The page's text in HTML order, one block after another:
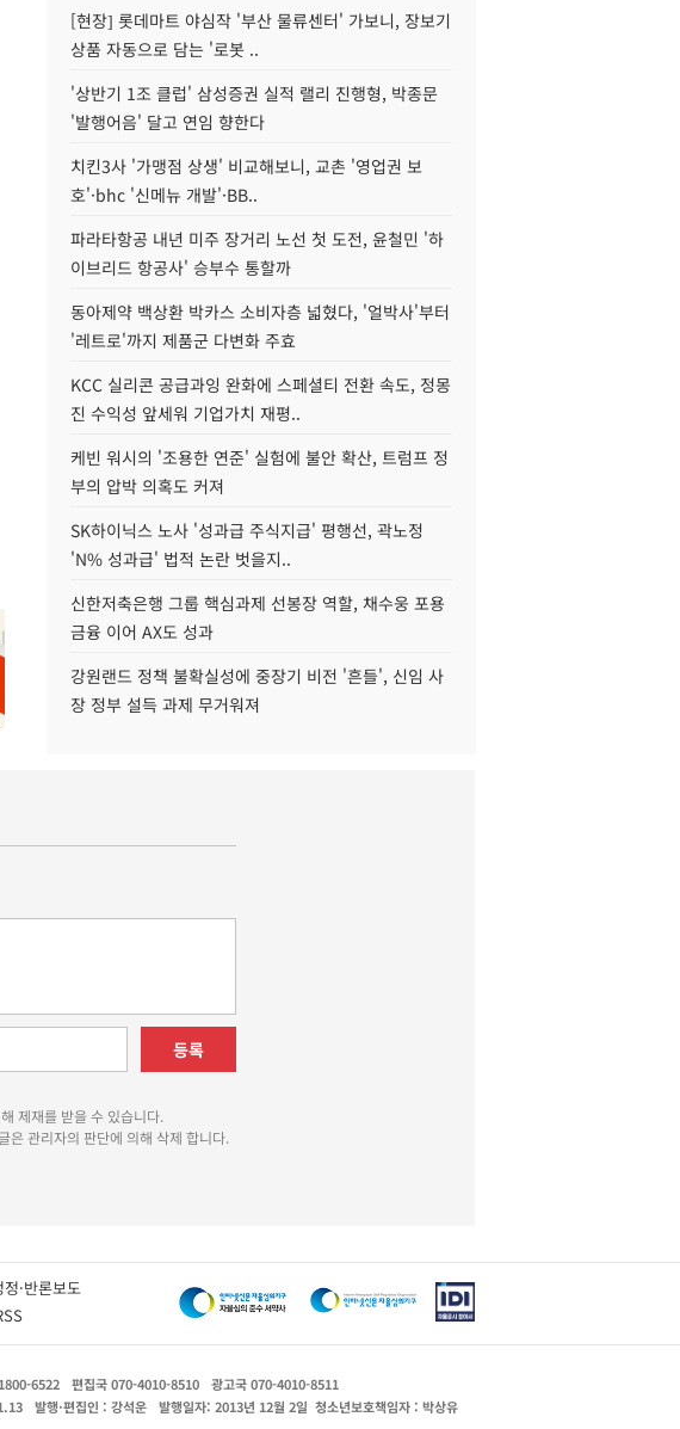
[현장] 롯데마트 야심작 '부산 물류센터' 가보니, 장보기
상품 자동으로 담는 '로봇 ..
'상반기 1조 클럽' 삼성증권 실적 랠리 진행형, 박종문
'발행어음' 달고 연임 향한다
치킨3사 '가맹점 상생' 비교해보니, 교촌 '영업권 보
호'·bhc '신메뉴 개발'·BB..
파라타항공 내년 미주 장거리 노선 첫 도전, 윤철민 '하
이브리드 항공사' 승부수 통할까
동아제약 백상환 박카스 소비자층 넓혔다, '얼박사'부터
'레트로'까지 제품군 다변화 주효
KCC 실리콘 공급과잉 완화에 스페셜티 전환 속도, 정몽
진 수익성 앞세워 기업가치 재평..
케빈 워시의 '조용한 연준' 실험에 불안 확산, 트럼프 정
부의 압박 의혹도 커져
SK하이닉스 노사 '성과급 주식지급' 평행선, 곽노정
'N% 성과급' 법적 논란 벗을지..
신한저축은행 그룹 핵심과제 선봉장 역할, 채수웅 포용
금융 이어 AX도 성과
강원랜드 정책 불확실성에 중장기 비전 '흔들', 신임 사
장 정부 설득 과제 무거워져
등록
제재를 받을 수 있습니다.
은 관리자의 판단에 의해 삭제 합니다.
정·반론보도
6522 편집국 070-4010-8510
광고국 070-4010-8511
발행·편집인 : 강석운 발행일자: 2013년 12월 2일 청소년보호책임자 : 박상유